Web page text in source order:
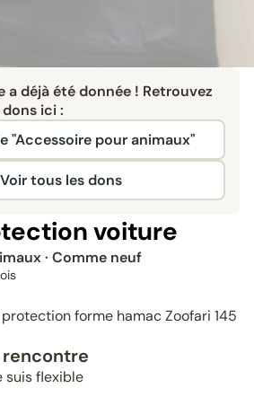
a déjà été donnée ! Retrouvez
ici :
"Accessoire pour animaux"
Voir tous les dons
voiture
· Comme neuf
forme hamac Zoofari 145
suis flexible